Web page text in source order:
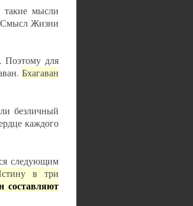
такие мысли
Смысл Жизни
Поэтому для
Бхагаван
безличный
каждого
следующим
в три
составляют